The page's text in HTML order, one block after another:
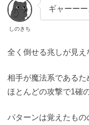
しのきち
ギャーー
全く倒せる兆しが見
相手が魔法系であるた
ほとんどの攻撃で1確
パターンは覚えたも